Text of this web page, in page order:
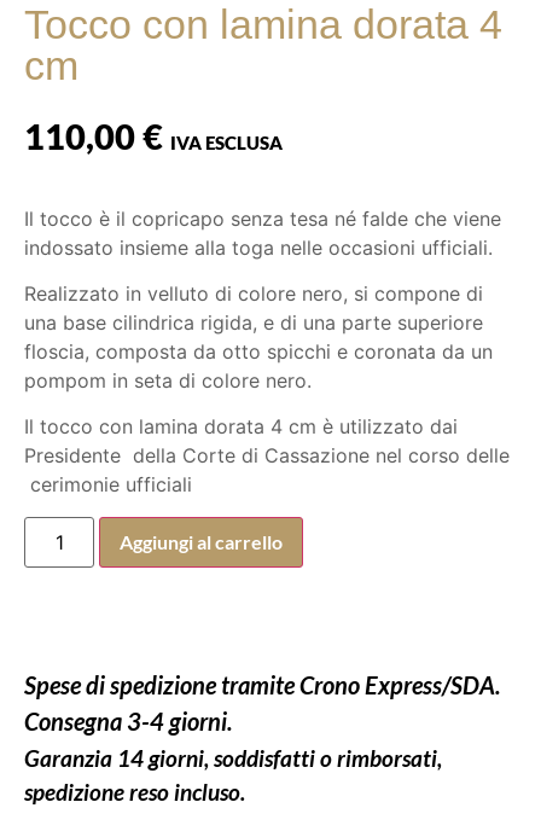
Tocco con lamina dorata 4
cm
110,00€ IVA ESCLUSA
Il tocco è il copricapo senza tesa né falde che viene
indossato insieme alla toga nelle occasioni ufficiali.
Realizzato in velluto di colore nero, si compone di
una base cilindrica rigida, e di una parte superiore
floscia, composta da otto spicchi e coronata da un
pompom in seta di colore nero.
Il tocco con lamina dorata 4 cm è utilizzato dai
Presidente della Corte di Cassazione nel corso delle
cerimonie ufficiali
Aggiungi al carrello
Spese di spedizione tramite Crono Express/SDA.
Consegna 3-4 giorni.
Garanzia 14 giorni, soddisfatti o rimborsati,
spedizione reso incluso.